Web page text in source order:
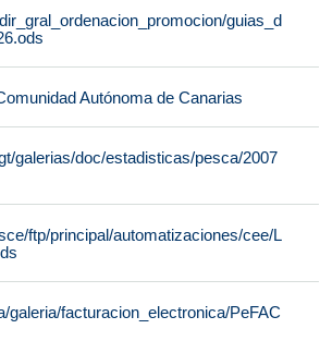
guias_d
Autónoma de Canarias
galerias/doc/estadisticas/pesca/2007
ftp/principal/automatizaciones/cee/L
galeria/facturacion_electronica/PeFAC